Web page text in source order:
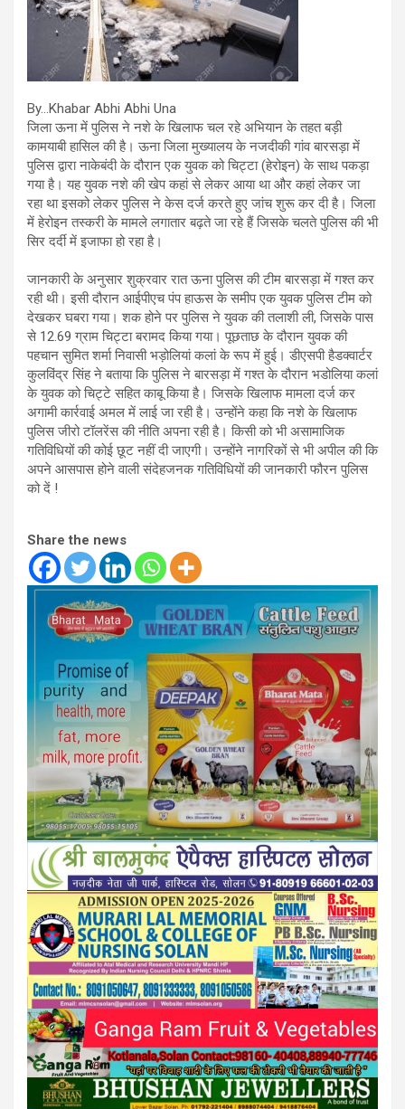
By…Khabar Abhi Abhi Una
जिला ऊना में पुलिस ने नशे के खिलाफ चल रहे अभियान के तहत बड़ी
कामयाबी हासिल की है। ऊना जिला मुख्यालय के नजदीकी गांव बारसड़ा में
पुलिस द्वारा नाकेबंदी के दौरान एक युवक को चिट्टा (हेरोइन) के साथ पकड़ा
गया है। यह युवक नशे की खेप कहां से लेकर आया था और कहां लेकर जा
रहा था इसको लेकर पुलिस ने केस दर्ज करते हुए जांच शुरू कर दी है। जिला
में हेरोइन तस्करी के मामले लगातार बढ़ते जा रहे हैं जिसके चलते पुलिस की भी
सिर दर्दी में इजाफा हो रहा है।
जानकारी के अनुसार शुक्रवार रात ऊना पुलिस की टीम बारसड़ा में गश्त कर
रही थी। इसी दौरान आईपीएच पंप हाऊस के समीप एक युवक पुलिस टीम को
देखकर घबरा गया। शक होने पर पुलिस ने युवक की तलाशी ली, जिसके पास
से 12.69 ग्राम चिट्टा बरामद किया गया। पूछताछ के दौरान युवक की
पहचान सुमित शर्मा निवासी भड़ोलियां कलां के रूप में हुई। डीएसपी हैडक्वार्टर
कुलविंद्र सिंह ने बताया कि पुलिस ने बारसड़ा में गश्त के दौरान भडोलिया कलां
के युवक को चिट्टे सहित काबू किया है। जिसके खिलाफ मामला दर्ज कर
अगामी कार्रवाई अमल में लाई जा रही है। उन्होंने कहा कि नशे के खिलाफ
पुलिस जीरो टॉलरेंस की नीति अपना रही है। किसी को भी असामाजिक
गतिविधियों की कोई छूट नहीं दी जाएगी। उन्होंने नागरिकों से भी अपील की कि
अपने आसपास होने वाली संदेहजनक गतिविधियों की जानकारी फौरन पुलिस
को दें !
Share the news